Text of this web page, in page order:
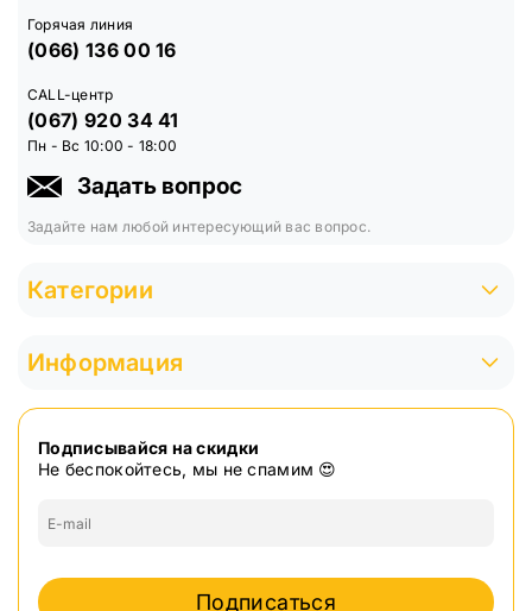
Горячая линия
(066) 136 00 16
CALL-центр
(067) 920 34 41
Пн - Вс 10:00 - 18:00
Задать вопрос
Задайте нам любой интересующий вас вопрос.
Категории
Информация
Подписывайся на скидки
Не беспокойтесь, мы не спамим 😍
Подписаться